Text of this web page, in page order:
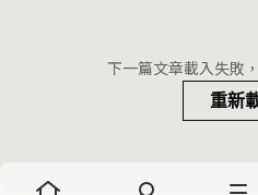
下一篇文章載入失敗
重新